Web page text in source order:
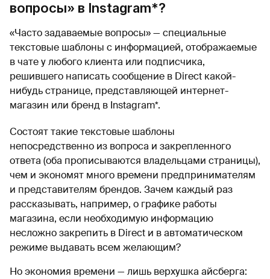
вопросы» в Instagram*?
«Часто задаваемые вопросы» — специальные
текстовые шаблоны с информацией, отображаемые
в чате у любого клиента или подписчика,
решившего написать сообщение в Direct какой-
нибудь странице, представляющей интернет-
магазин или бренд в Instagram*.
Состоят такие текстовые шаблоны
непосредственно из вопроса и закрепленного
ответа (оба прописываются владельцами страницы),
чем и экономят много времени предпринимателям
и представителям брендов. Зачем каждый раз
рассказывать, например, о графике работы
магазина, если необходимую информацию
несложно закрепить в Direct и в автоматическом
режиме выдавать всем желающим?
Но экономия времени — лишь верхушка айсберга: